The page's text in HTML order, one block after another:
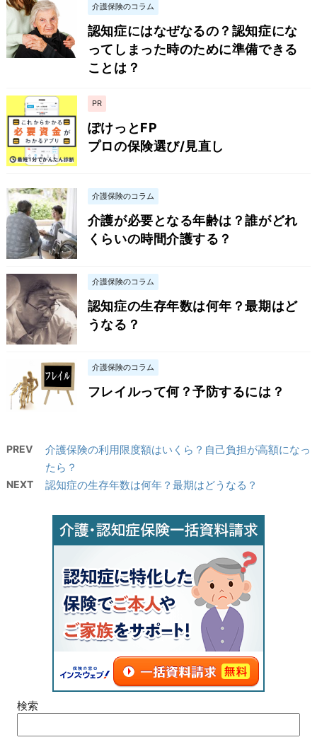
介護保険のコラム
認知症にはなぜなるの？認知症にな
ってしまった時のために準備できる
ことは？
PR
ぽけっとFP
プロの保険選び/見直し
介護保険のコラム
介護が必要となる年齢は？誰がどれ
くらいの時間介護する？
介護保険のコラム
認知症の生存年数は何年？最期はど
うなる？
介護保険のコラム
フレイルって何？予防するには？
PREV
介護保険の利用限度額はいくら？自己負担が高額になっ
たら？
NEXT 認知症の生存年数は何年？最期はどうなる？
検索